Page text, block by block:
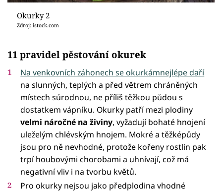
Okurky 2
Zdroj: istock.com
11 pravidel pěstování okurek
Na venkovních záhonech se okurkámnejlépe daří
na slunných, teplých a před větrem chráněných
místech súrodnou, ne příliš těžkou půdou s
dostatkem vápníku. Okurky patří mezi plodiny
velmi náročné na živiny, vyžadují bohaté hnojení
uleželým chlévským hnojem. Mokré a těžképůdy
jsou pro ně nevhodné, protože kořeny rostlin pak
trpí houbovými chorobami a uhnívají, což má
negativní vliv i na tvorbu květů.
Pro okurky nejsou jako předplodina vhodné